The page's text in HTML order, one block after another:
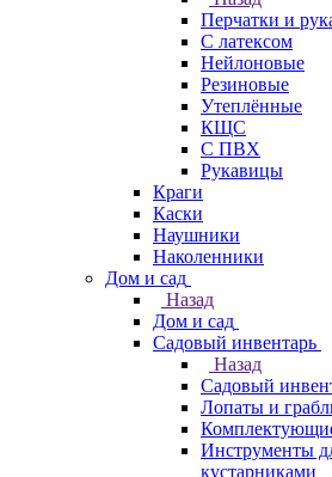
Перчатки и
С латексом
Нейлоновые
Резиновые
Утеплённые
КЩС
С ПВХ
Рукавицы
Краги
Каски
Наушники
Наколенники
Дом и сад
Назад
Дом и сад
Садовый инвентарь
Назад
Садовый
Лопаты и
Инструменты
кустарниками